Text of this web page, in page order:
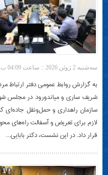
سه‌شنبه 2 ژوئن 2026 :: ساعت 04:09 ب.ظ
به گزارش روابط عمومی دفتر ارتباط
شریف ساری و میاندورود در مجلس
سازمان راهداری و حمل‌ونقل
لازم برای تعریض و آسفالت راه‌های